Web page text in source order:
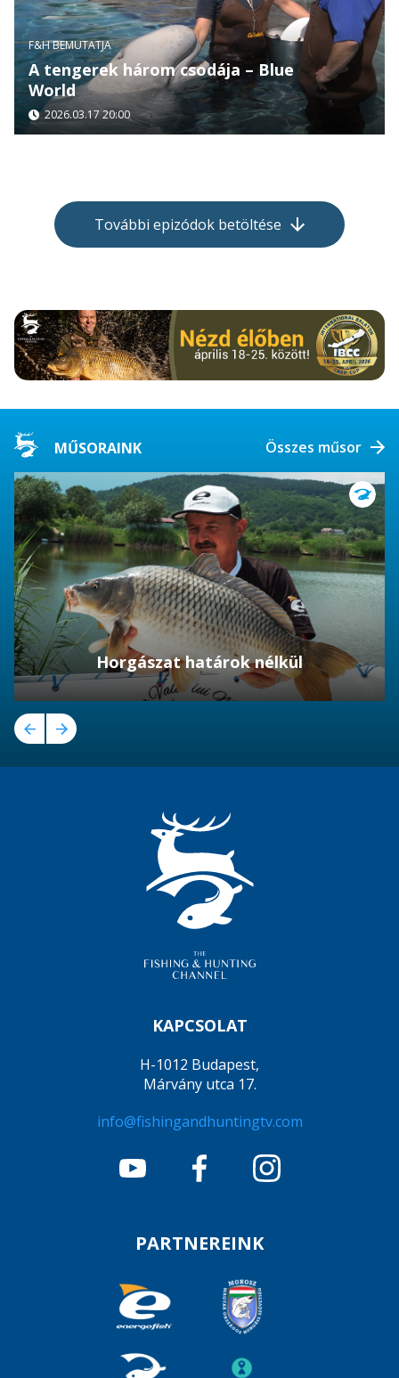
F&H BEMUTATJA
A tengerek három csodája – Blue
World
2026.03.17 20:00
További epizódok betöltése
MŰSORAINK Összes műsor
Horgászat határok nélkül
KAPCSOLAT
H-1012 Budapest,
Márvány utca 17.
info@fishingandhuntingtv.com
PARTNEREINK